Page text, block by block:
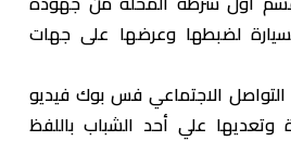
لضبطها وعرضها على جهات
الاجتماعي فس بوك فيديو
وتعديها علي أحد الشباب باللفظ